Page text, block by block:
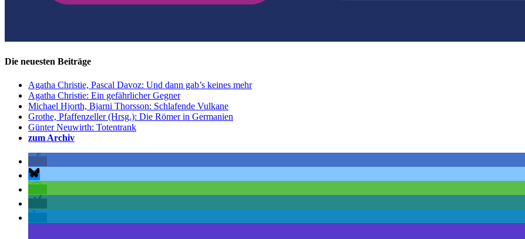
Die neuesten Beiträge
Agatha Christie, Pascal Davoz: Und dann gab’s keines mehr
Agatha Christie: Ein gefährlicher Gegner
Michael Hjorth, Bjarni Thorsson: Schlafende Vulkane
Grothe, Pfaffenzeller (Hrsg.): Die Römer in Germanien
Günter Neuwirth: Totentrank
zum Archiv